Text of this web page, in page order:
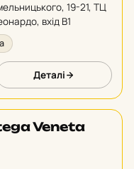
19-21, ТЦ
вхід B1
Деталі
Veneta